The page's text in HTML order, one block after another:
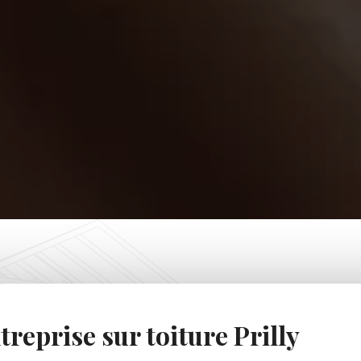
sur toiture Prilly